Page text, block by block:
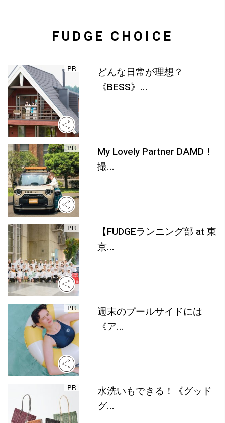
FUDGE CHOICE
どんな日常が理想？
《BESS》...
My Lovely Partner DAMD！
撮...
【FUDGEランニング部 at 東
京...
週末のプールサイドには
《ア...
水洗いもできる！《グッド
グ...